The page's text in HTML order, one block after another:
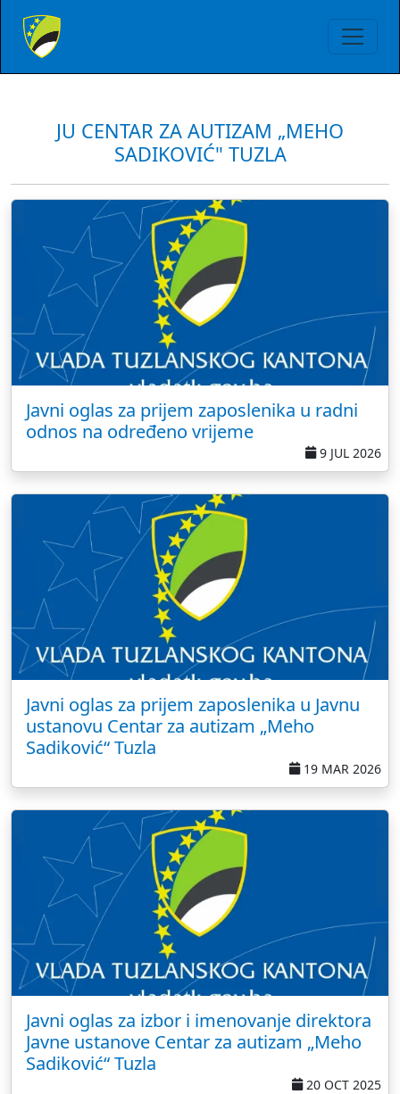
JU CENTAR ZA AUTIZAM „MEHO
SADIKOVIĆ" TUZLA
Javni oglas za prijem zaposlenika u radni
odnos na određeno vrijeme
9 JUL 2026
Javni oglas za prijem zaposlenika u Javnu
ustanovu Centar za autizam „Meho
Sadiković“ Tuzla
19 MAR 2026
Javni oglas za izbor i imenovanje direktora
Javne ustanove Centar za autizam „Meho
Sadiković“ Tuzla
20 OCT 2025